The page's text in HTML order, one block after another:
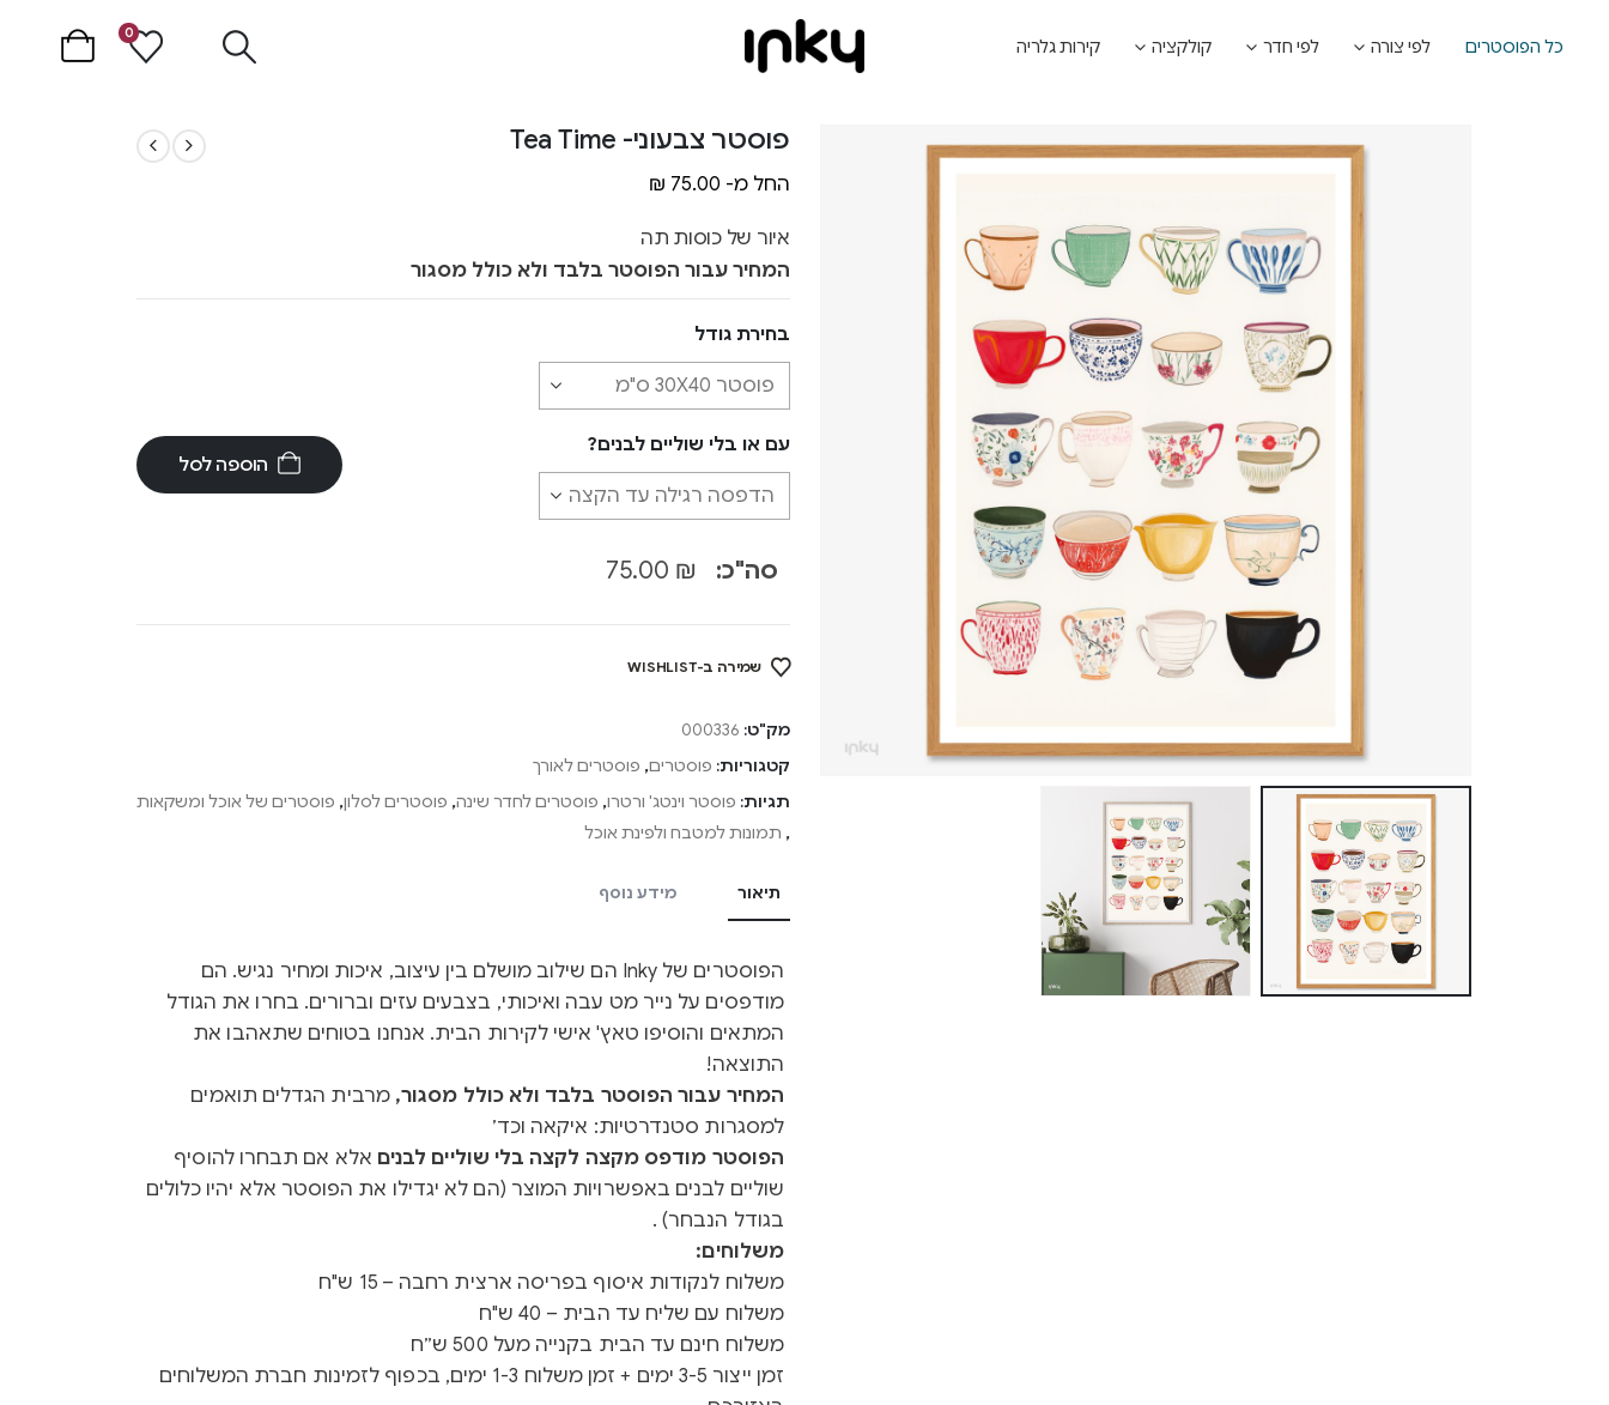
כל הפוסטרים לפי צורה לפי חדר קולקציה קירות גלריה
0
פוסטר צבעוני- Tea Time
החל מ- ₪ 75.00
איור של כוסות תה
המחיר עבור הפוסטר בלבד ולא כולל מסגור
בחירת גודל
עם או בלי שוליים לבנים?
סה"כ: ₪
הוספה לסל
שמירה ב-WISHLIST
מק"ט: 000336
קטגוריות: פוסטרים, פוסטרים לאורך
תגיות: פוסטר וינטג' ורטרו, פוסטרים לחדר שינה, פוסטרים לסלון, פוסטרים של אוכל ומשקאות
, תמונות למטבח ולפינת אוכל
תיאור מידע נוסף
הפוסטרים של Inky הם שילוב מושלם בין עיצוב, איכות ומחיר נגיש. הם
מודפסים על נייר מט עבה ואיכותי, בצבעים עזים וברורים. בחרו את הגודל
המתאים והוסיפו טאץ' אישי לקירות הבית. אנחנו בטוחים שתאהבו את
התוצאה!
המחיר עבור הפוסטר בלבד ולא כולל מסגור, מרבית הגדלים תואמים
למסגרות סטנדרטיות: איקאה וכד׳
הפוסטר מודפס מקצה לקצה בלי שוליים לבנים אלא אם תבחרו להוסיף
שוליים לבנים באפשרויות המוצר (הם לא יגדילו את הפוסטר אלא יהיו כלולים
בגודל הנבחר) .
משלוחים:
משלוח לנקודות איסוף בפריסה ארצית רחבה – 15 ש"ח
משלוח עם שליח עד הבית – 40 ש"ח
משלוח חינם עד הבית בקנייה מעל 500 ש״ח
זמן ייצור 3-5 ימים + זמן משלוח 1-3 ימים, בכפוף לזמינות חברת המשלוחים